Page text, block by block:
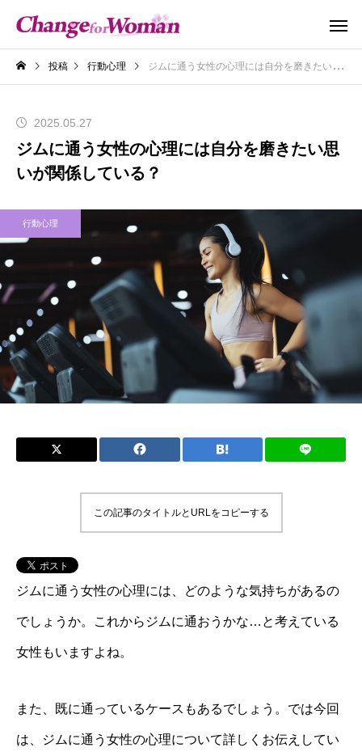
投稿 行動心理 ジムに通う女性の心理には自分を磨きたい思いが関係している？
2025.05.27
ジムに通う女性の心理には自分を磨きたい思
いが関係している？
行動心理
この記事のタイトルとURLをコピーする
ジムに通う女性の心理には、どのような気持ちがあるの
でしょうか。これからジムに通おうかな…と考えている
女性もいますよね。
また、既に通っているケースもあるでしょう。では今回
は、ジムに通う女性の心理について詳しくお伝えしてい